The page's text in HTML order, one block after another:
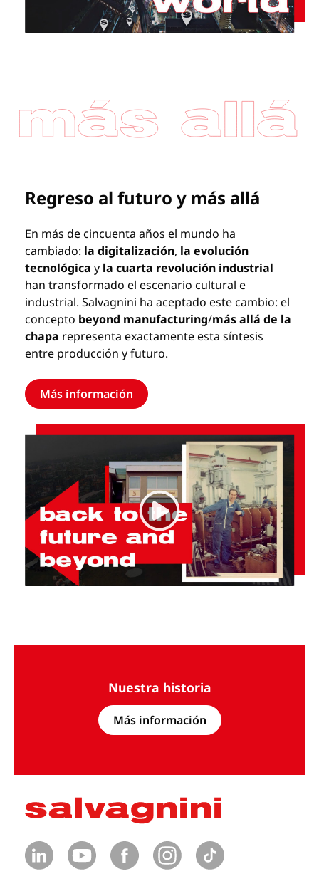
Regreso al futuro y más allá
En más de cincuenta años el mundo ha
cambiado: la digitalización, la evolución
tecnológicay la cuarta revolución industrial
han transformado el escenario cultural e
industrial. Salvagnini ha aceptado este cambio: el
concepto beyond manufacturing/más allá de la
chapa representa exactamente esta síntesis
entre producción y futuro.
Más información
Nuestra historia
Más información